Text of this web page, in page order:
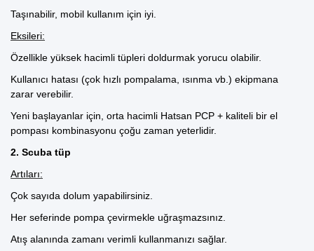
Taşınabilir, mobil kullanım için iyi.
Eksileri:
Özellikle yüksek hacimli tüpleri doldurmak yorucu olabilir.
Kullanıcı hatası (çok hızlı pompalama, ısınma vb.) ekipmana
zarar verebilir.
Yeni başlayanlar için, orta hacimli Hatsan PCP + kaliteli bir el
pompası kombinasyonu çoğu zaman yeterlidir.
2. Scuba tüp
Artıları:
Çok sayıda dolum yapabilirsiniz.
Her seferinde pompa çevirmekle uğraşmazsınız.
Atış alanında zamanı verimli kullanmanızı sağlar.